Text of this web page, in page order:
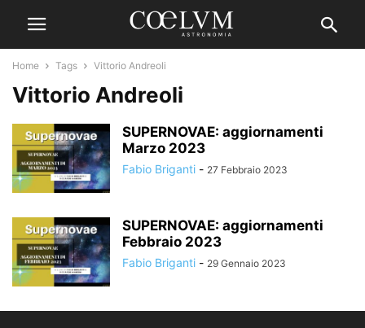
Home Tags Vittorio Andreoli
Vittorio Andreoli
SUPERNOVAE: aggiornamenti
Marzo 2023
Fabio Briganti - 27 Febbraio 2023
SUPERNOVAE: aggiornamenti
Febbraio 2023
Fabio Briganti - 29 Gennaio 2023